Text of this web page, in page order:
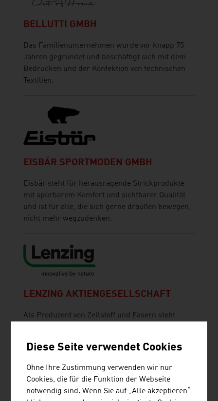
BELLUTTI GMBH
Das Familienunternehmen wurde vor knapp 75
Jahren gegründet und beschäftigt sich mit dem
Bedrucken und der Konfektion von technischen
Textilien.
EISBÄR SPORTMODEN GMBH
Eisbär steht für herausragende Strickprodukte
mit spürbarem Komfort und sichtbarer Qualität
und ist für alle, die sich gerne draußen bewegen,
nicht mehr wegzudenken.
LENZING AKTIENGESELLSCHAFT
Als Produzent von Zellstoff und Fasern steht
Diese Seite verwendet Cookies
Ohne Ihre Zustimmung verwenden wir nur
Cookies, die für die Funktion der Webseite
notwendig sind. Wenn Sie auf „Alle akzeptieren“